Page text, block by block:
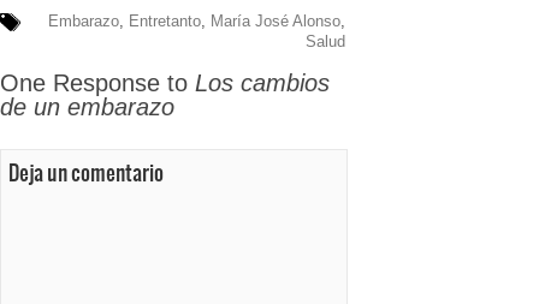
Embarazo, Entretanto, María José Alonso,
Salud
One Response to Los cambios
de un embarazo
Deja un comentario